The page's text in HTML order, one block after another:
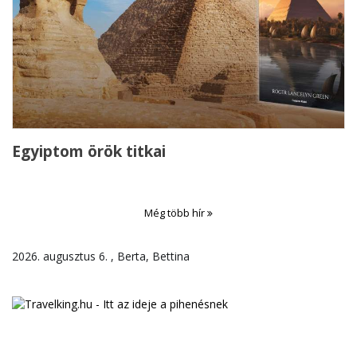
Egyiptom örök titkai
Még több hír
2026. augusztus 6. , Berta, Bettina